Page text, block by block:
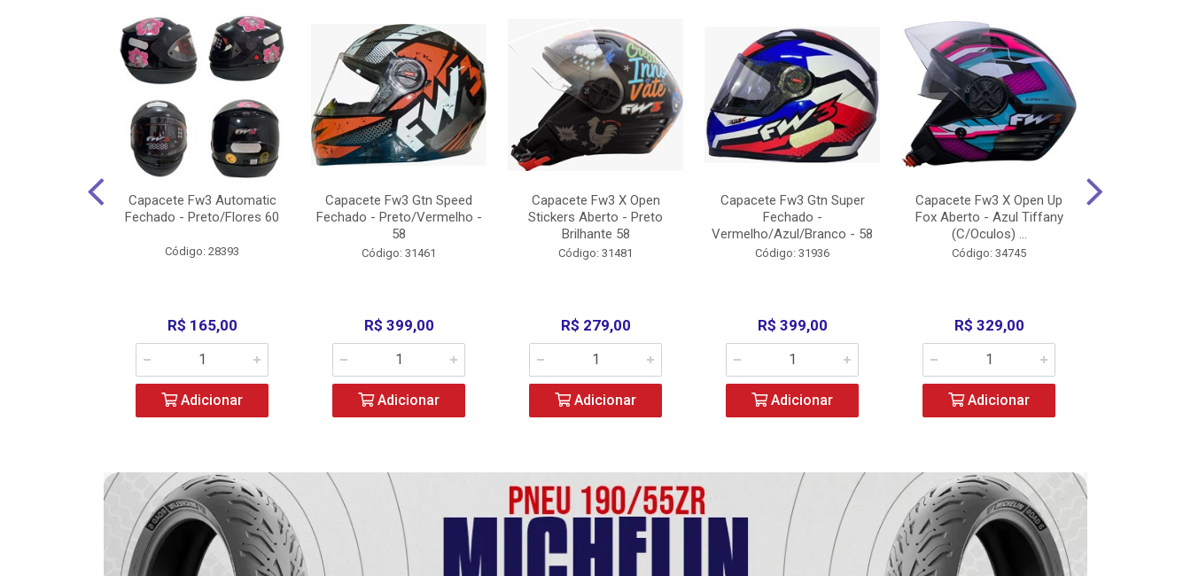
Capacete Fw3 Automatic
Fechado - Preto/Flores 60
Código: 28393
R$ 165,00
Adicionar
Capacete Fw3 Gtn Speed
Fechado - Preto/Vermelho -
58
Código: 31461
R$ 399,00
Adicionar
Capacete Fw3 X Open
Stickers Aberto - Preto
Brilhante 58
Código: 31481
R$ 279,00
Adicionar
Capacete Fw3 Gtn Super
Fechado -
Vermelho/Azul/Branco - 58
Código: 31936
R$ 399,00
Adicionar
Capacete Fw3 X Open Up
Fox Aberto - Azul Tiffany
(C/Oculos) ...
Código: 34745
R$ 329,00
Adicionar